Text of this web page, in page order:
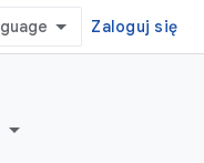
Zaloguj się